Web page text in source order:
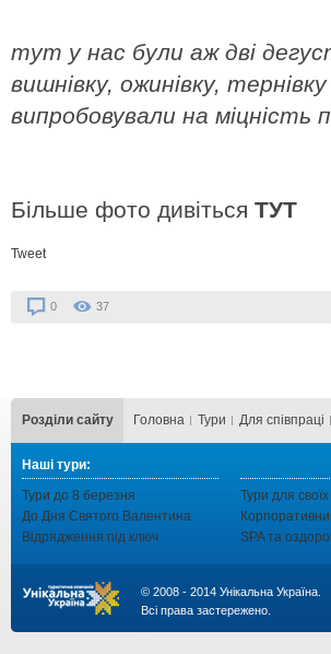
тут у нас були аж дві
вишнівку, ожинівку,
випробовували на міцність
Більше фото дивіться ТУТ
Tweet
0 37
Розділи сайту Головна Тури Для cпівпраці
Наші тури:
Тури до 8 березня
До Дня Святого Валентина
Відрядження під ключ
Тури для своїх
SPA та
© 2008 - 2014 Унікальна Україна.
Всі права застережено.